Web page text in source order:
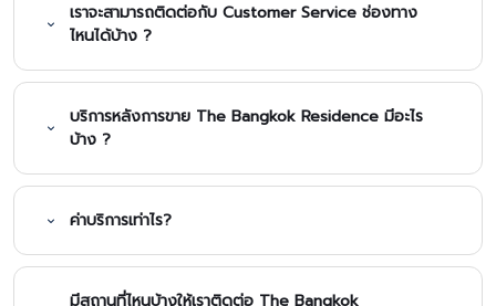
เราจะสามารถติดต่อกับ Customer Service ช่องทาง
ไหนได้บ้าง ?
บริการหลังการขาย The Bangkok Residence มีอะไร
บ้าง ?
ค่าบริการเท่าไร?
มีสถานที่ไหนบ้างให้เราติดต่อ The Bangkok